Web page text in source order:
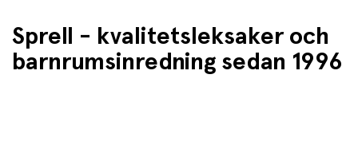
Sprell - kvalitetsleksaker och
barnrumsinredning sedan 1996